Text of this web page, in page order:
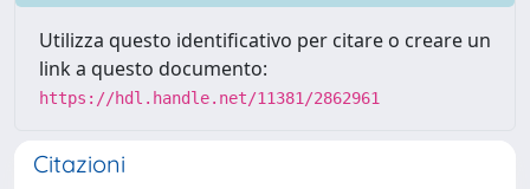
Utilizza questo identificativo per citare o creare un
link a questo documento:
https://hdl.handle.net/11381/2862961
Citazioni